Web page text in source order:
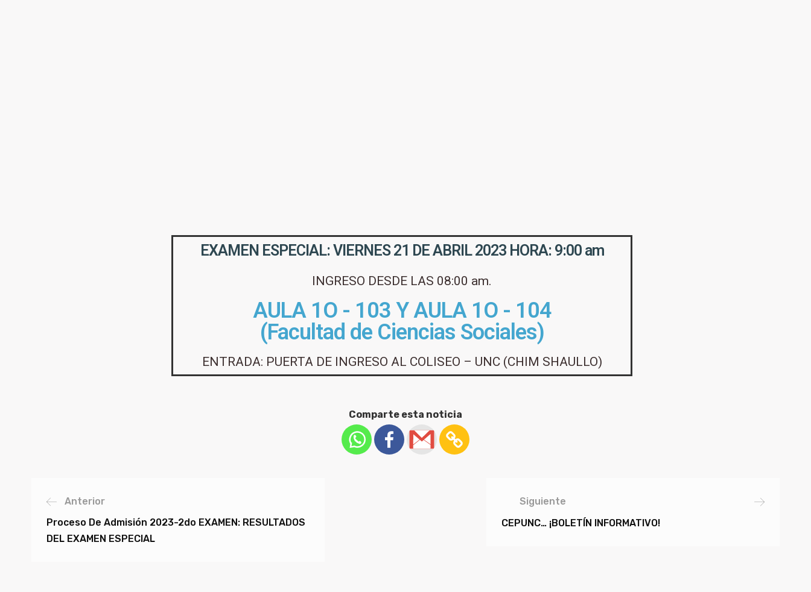
EXAMEN ESPECIAL: VIERNES 21 DE ABRIL 2023 HORA: 9:00 am
INGRESO DESDE LAS 08:00 am.
AULA 1O - 103 Y AULA 1O - 104
(Facultad de Ciencias Sociales)
ENTRADA: PUERTA DE INGRESO AL COLISEO – UNC (CHIM SHAULLO)
Comparte esta noticia
Anterior
Proceso De Admisión 2023-2do EXAMEN: RESULTADOS
DEL EXAMEN ESPECIAL
Siguiente
CEPUNC… ¡BOLETÍN INFORMATIVO!